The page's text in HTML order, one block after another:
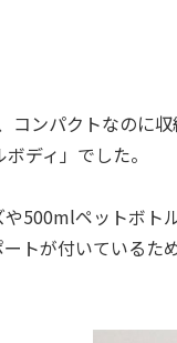
コンパクトなのに
ボディ」でした。
500mlペットボト
トが付いているた